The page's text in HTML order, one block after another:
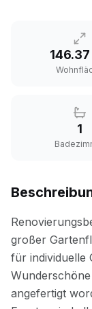
146.37
1